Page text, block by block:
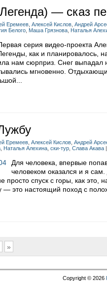
— сказ
Еремеев Алексей Кислов Андрей
Белого Маша Грязнова Наталья
серия видео-проекта
как и планировалось,
нам сюрприз. Снег выпадал
мгновенно.
Еремеев Алексей Кислов Андрей
Наталья Алехина ски-тур Слава Акава
Для человека, впервые
человеком оказался и я
просто спуск с горы, как
— это настоящий поход с
»
Copyright © 2026